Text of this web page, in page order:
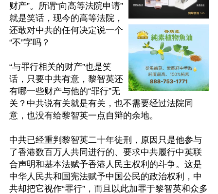
财产”。所谓“向高等法院申请”
就是笑话，现今的高等法院，
还敢对中共的任何决定说一个
“不”字吗？
“与罪行相关的财产”也是笑
话，只要中共有意，黎智英还
有哪一些财产与他的“罪行”无
关？中共说有关就是有关，也不需要经过法院同
意，也没有给黎智英一点自辩的余地。
中共已经重判黎智英二十年徒刑，原因只是他参与
了香港数百万人共同进行的、要求中共履行中英联
合声明和基本法赋予香港人民主权利的斗争。这是
中华人民共和国宪法赋予中国公民的政治权利，中
共却把它视作“罪行”，而且以此加罪于黎智英和众多